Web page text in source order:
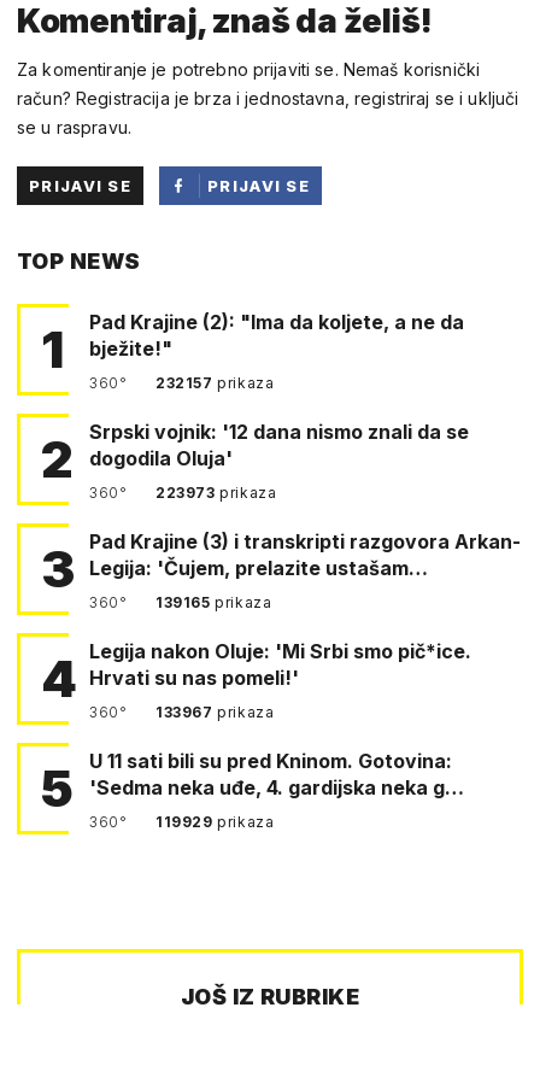
Komentiraj, znaš da želiš!
Za komentiranje je potrebno prijaviti se. Nemaš korisnički
račun? Registracija je brza i jednostavna, registriraj se i uključi
se u raspravu.
PRIJAVI SE
PRIJAVI SE
TOP NEWS
1
Pad Krajine (2): "Ima da koljete, a ne da
bježite!"
360° 232157prikaza
2
Srpski vojnik: '12 dana nismo znali da se
dogodila Oluja'
360° 223973prikaza
3
Pad Krajine (3) i transkripti razgovora Arkan-
Legija: 'Čujem, prelazite ustašam…
360° 139165prikaza
4 Legija nakon Oluje: 'Mi Srbi smo pič*ice.
Hrvati su nas pomeli!'
360° 133967prikaza
5
U 11 sati bili su pred Kninom. Gotovina:
'Sedma neka uđe, 4. gardijska neka g…
360° 119929prikaza
JOŠ IZ RUBRIKE